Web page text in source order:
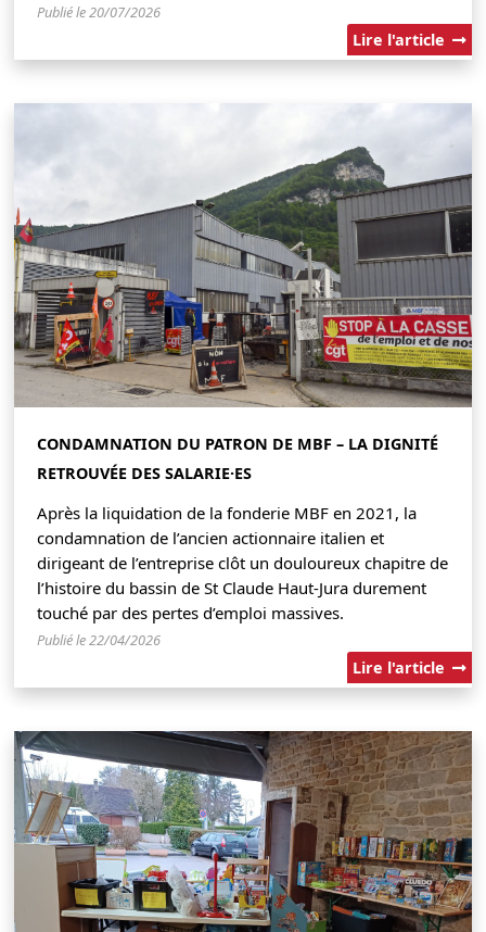
Publié le 20/07/2026
Lire l'article
CONDAMNATION DU PATRON DE MBF – LA DIGNITÉ
RETROUVÉE DES SALARIE·ES
Après la liquidation de la fonderie MBF en 2021, la
condamnation de l’ancien actionnaire italien et
dirigeant de l’entreprise clôt un douloureux chapitre de
l’histoire du bassin de St Claude Haut-Jura durement
touché par des pertes d’emploi massives.
Publié le 22/04/2026
Lire l'article